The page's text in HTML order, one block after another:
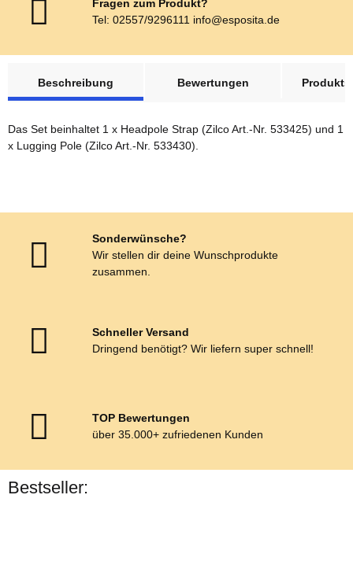
Fragen zum Produkt?
Tel: 02557/9296111 info@esposita.de
Beschreibung
Bewertungen
Das Set beinhaltet 1 x Headpole Strap (Zilco Art.-Nr. 533425) und 1
x Lugging Pole (Zilco Art.-Nr. 533430).
Sonderwünsche?
Wir stellen dir deine Wunschprodukte
zusammen.
Schneller Versand
Dringend benötigt? Wir liefern super schnell!
TOP Bewertungen
über 35.000+ zufriedenen Kunden
Bestseller: